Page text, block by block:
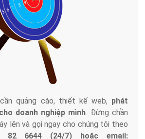
quảng cáo, thiết kế web, phát
doanh nghiệp mình. Đừng chần
lên và gọi ngay cho chúng tôi theo
82 6644 (24/7) hoặc email: